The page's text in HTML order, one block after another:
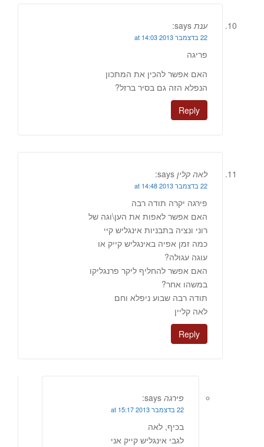
ענת says:
22 בדצמבר 2013 at 14:03
פריגה
האם אפשר להכין את המתכון
הנפלא הזה גם בסיר ברזל?
Reply
לאה קלין says:
22 בדצמבר 2013 at 14:48
פירגה יקרה תודה רבה
האם אפשר לאפות את הען\וגה של
רוני ונציה בתבניות אינגליש קיי
כמה זמן אפיה באינגליש קייק או
עוגה עגולה?
האם אפשר להחליף ליקר פרנגליקו
במשהו אחר?
תודה רבה שבוע ניפלא וחם
לאה קליין
Reply
פירגה says:
22 בדצמבר 2013 at 15:17
בכיף, לאה
לגבי אינגליש קייק אני